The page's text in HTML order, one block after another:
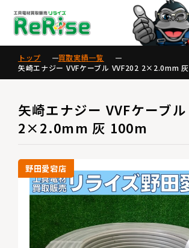
トップ
買取実績一覧
矢崎エナジー VVFケーブル VVF202 2×2.0mm
矢崎エナジー VVFケーブ
2×2.0mm 灰 100m
野田愛宕店